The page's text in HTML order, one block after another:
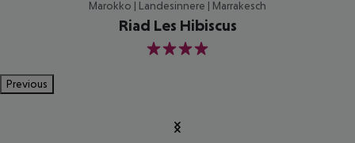
Marokko | Landesinnere | Marrakesch
Riad Les Hibiscus
4
Previous